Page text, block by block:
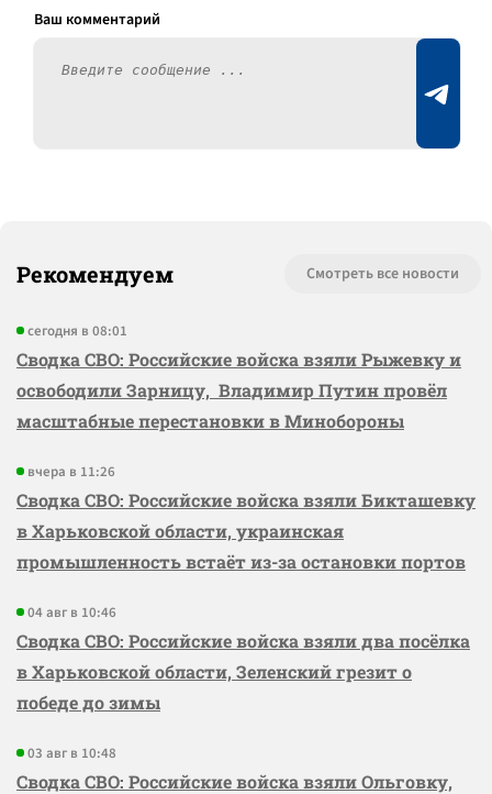
Рекомендуем Смотреть все новости
сегодня в 08:01
Сводка СВО: Российские войска взяли Рыжевку и
освободили Зарницу, Владимир Путин провёл
масштабные перестановки в Минобороны
вчера в 11:26
Сводка СВО: Российские войска взяли Бикташевку
в Харьковской области, украинская
промышленность встаёт из-за остановки портов
04 авг в 10:46
Сводка СВО: Российские войска взяли два посёлка
в Харьковской области, Зеленский грезит о
победе до зимы
03 авг в 10:48
Сводка СВО: Российские войска взяли Ольговку,